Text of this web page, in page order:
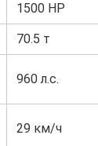
1500 HP
70.5 т
960 л.с.
29 км/ч